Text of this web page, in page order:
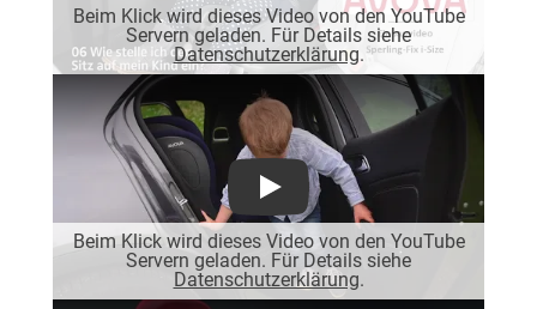
Beim Klick wird dieses Video von den YouTube
Servern geladen. Für Details siehe
Datenschutzerklärung.
Beim Klick wird dieses Video von den YouTube
Servern geladen. Für Details siehe
Datenschutzerklärung.
Play